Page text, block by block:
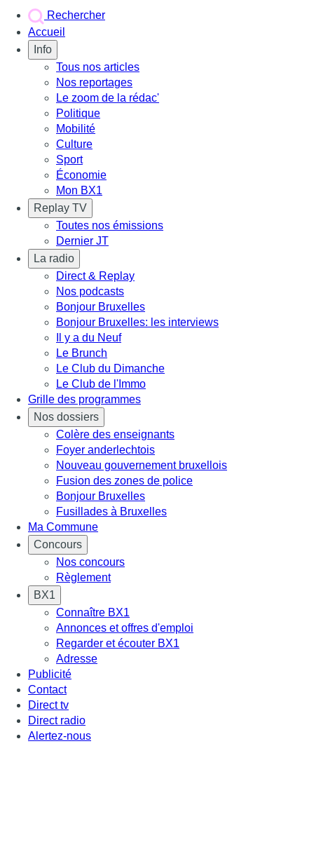
Rechercher
Accueil
Info
Tous nos articles
Nos reportages
Le zoom de la rédac'
Politique
Mobilité
Culture
Sport
Économie
Mon BX1
Replay TV
Toutes nos émissions
Dernier JT
La radio
Direct & Replay
Nos podcasts
Bonjour Bruxelles
Bonjour Bruxelles: les interviews
Il y a du Neuf
Le Brunch
Le Club du Dimanche
Le Club de l'Immo
Grille des programmes
Nos dossiers
Colère des enseignants
Foyer anderlechtois
Nouveau gouvernement bruxellois
Fusion des zones de police
Bonjour Bruxelles
Fusillades à Bruxelles
Ma Commune
Concours
Nos concours
Règlement
BX1
Connaître BX1
Annonces et offres d'emploi
Regarder et écouter BX1
Adresse
Publicité
Contact
Direct tv
Direct radio
Alertez-nous